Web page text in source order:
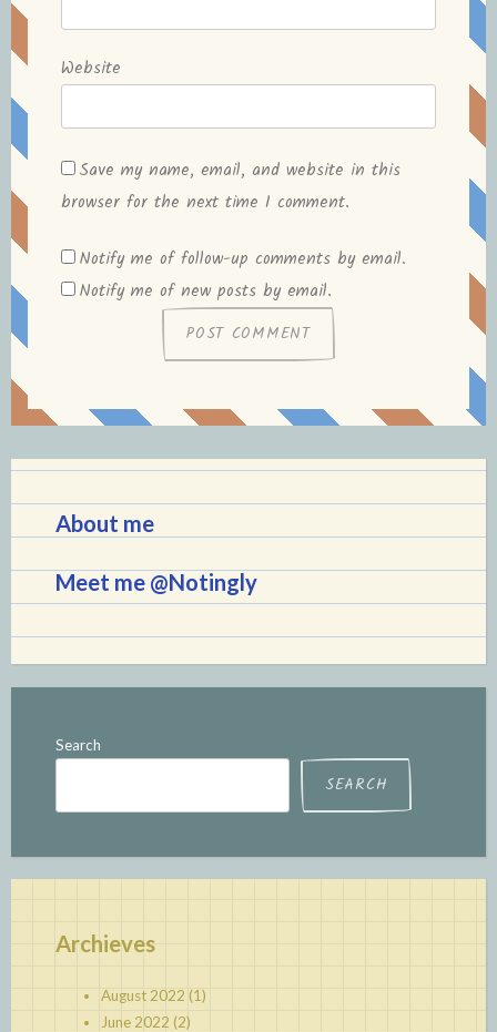
Website
Save my name, email, and website in this
browser for the next time I comment.
Notify me of follow-up comments by email.
Notify me of new posts by email.
About me
Meet me @Notingly
Search
SEARCH
Archieves
August 2022 (1)
June 2022 (2)